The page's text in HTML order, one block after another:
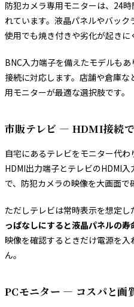
防犯カメラ専用モニターは、24
れています。液晶パネルやバッ
使用でも焼き付きや劣化が起きに
BNC入力端子を備えたモデルも
接続に対応します。店舗や倉庫
用モニターが最適な選択肢です。
市販テレビ — HDMI接続
自宅にあるテレビをモニター代
HDMI出力端子とテレビのHDMI
で、防犯カメラの映像を大画面で
ただしテレビは常時表示を想定し
っぱなしにすると液晶パネルの
映像を確認するときだけ電源を
ん。
PCモニター — コスパと画